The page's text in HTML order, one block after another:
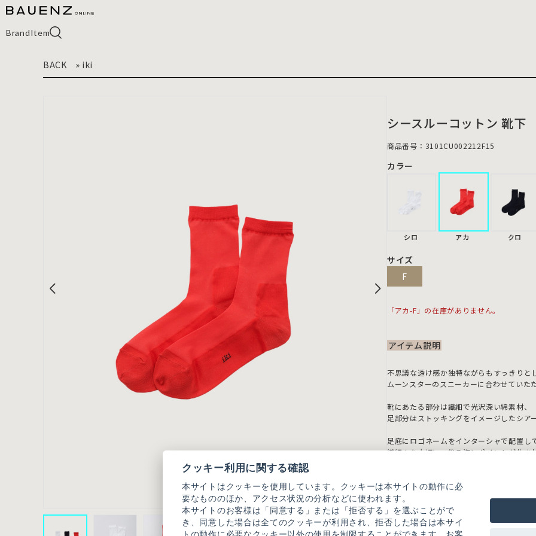
BrandItem
BACK » iki
シースルーコットン 靴下
商品番号：3101CU002212F15
カラー
シロ アカ クロ
サイズ
F
「アカ-F」の在庫がありません。
アイテム説明
不思議な透け感か独特ながらもすっきりと
ムーンスターのスニーカーに合わせていた
靴にあたる部分は繊細で光沢深い綿素材、
足部分はストッキングをイメージしたシア
足底にロゴネームをインターシャで配置し
繊細さを大切に、後ろ姿にポイントが生ま
※取り扱い表示をよくご確認の上、着用を
※撮影画像は、光の当たり具合やモニター
じめご了承ください。
クッキー利用に関する確認
本サイトはクッキーを使用しています。クッキーは本サイトの動作に必
要なもののほか、アクセス状況の分析などに使われます。
本サイトのお客様は「同意する」または「拒否する」を選ぶことがで
き、同意した場合は全てのクッキーが利用され、拒否した場合は本サイ